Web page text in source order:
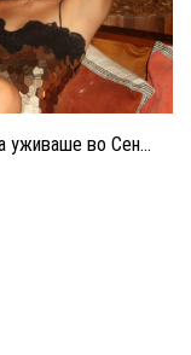
уживаше во Сен...